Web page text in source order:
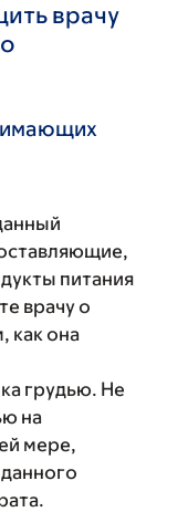
врачу
питания
врачу о
как она
грудью. Не
на
мере,